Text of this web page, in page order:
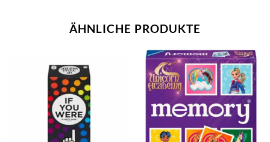
ÄHNLICHE PRODUKTE